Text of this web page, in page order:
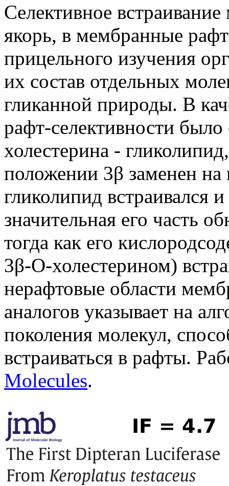
Селективное
якорь, в мембранные
прицельного изучения
их состав отдельных
гликанной природы. В
рафт-селективности
холестерина -
положении 3β заменен на
гликолипид встраивался
значительная его часть
тогда как его
3β-O-холестерином)
нерафтовые области
аналогов указывает на
поколения молекул,
встраиваться в рафты.
Molecules.